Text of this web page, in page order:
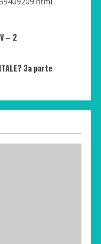
– 2
3a parte